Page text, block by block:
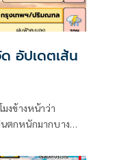
อัปเดตเส้น
งข้างหน้าว่า
ตกหนักมากบาง